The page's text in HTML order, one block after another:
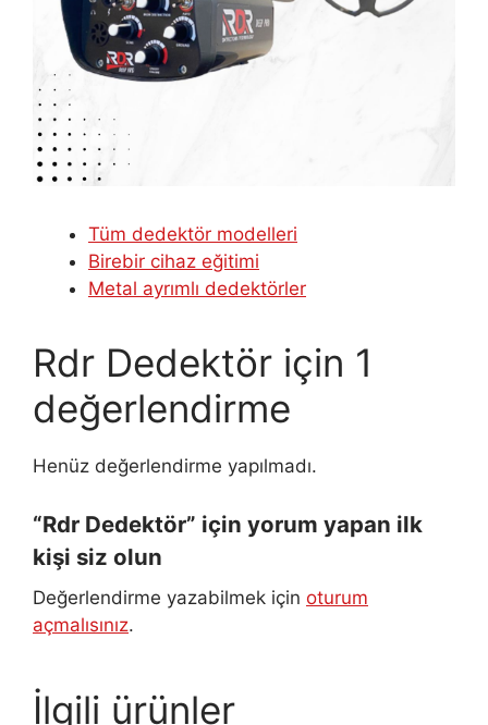
Tüm dedektör modelleri
Birebir cihaz eğitimi
Metal ayrımlı dedektörler
Rdr Dedektör için 1
değerlendirme
Henüz değerlendirme yapılmadı.
“Rdr Dedektör” için yorum yapan ilk
kişi siz olun
Değerlendirme yazabilmek için oturum
açmalısınız.
İlgili ürünler